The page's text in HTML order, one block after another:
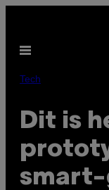
de
inhoud
Open
Tech
Dit is